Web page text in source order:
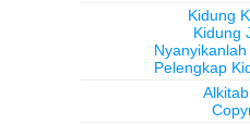
Kidung
Kidung
Pelengkap